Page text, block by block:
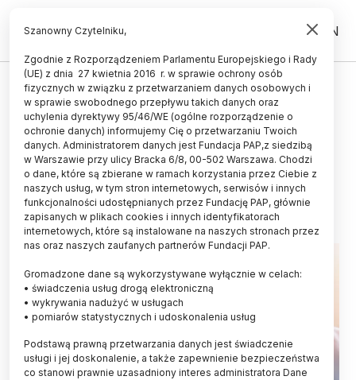
PL EN
ZDROWIE
Ekspert: rak prostaty jest
najczęstszym nowotworem u
mężczyzn w Polsce
15.11.2022
aktualizacja: 16.11.2022
3 minuty czytania
Szanowny Czytelniku,
Zgodnie z Rozporządzeniem Parlamentu Europejskiego i Rady
(UE) z dnia 27 kwietnia 2016 r. w sprawie ochrony osób
fizycznych w związku z przetwarzaniem danych osobowych i
w sprawie swobodnego przepływu takich danych oraz
uchylenia dyrektywy 95/46/WE (ogólne rozporządzenie o
ochronie danych) informujemy Cię o przetwarzaniu Twoich
danych. Administratorem danych jest Fundacja PAP,z siedzibą
w Warszawie przy ulicy Bracka 6/8, 00-502 Warszawa. Chodzi
o dane, które są zbierane w ramach korzystania przez Ciebie z
naszych usług, w tym stron internetowych, serwisów i innych
funkcjonalności udostępnianych przez Fundację PAP, głównie
zapisanych w plikach cookies i innych identyfikatorach
internetowych, które są instalowane na naszych stronach przez
nas oraz naszych zaufanych partnerów Fundacji PAP.
Gromadzone dane są wykorzystywane wyłącznie w celach:
• świadczenia usług drogą elektroniczną
• wykrywania nadużyć w usługach
• pomiarów statystycznych i udoskonalenia usług
Podstawą prawną przetwarzania danych jest świadczenie
usługi i jej doskonalenie, a także zapewnienie bezpieczeństwa
co stanowi prawnie uzasadniony interes administratora Dane